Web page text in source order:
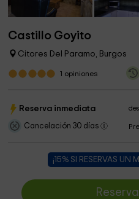
Castillo Goyito
Citores Del Paramo, Burgos
1 opiniones
Reserva inmediata
Cancelación 30 días
¡15% SI RESERVAS